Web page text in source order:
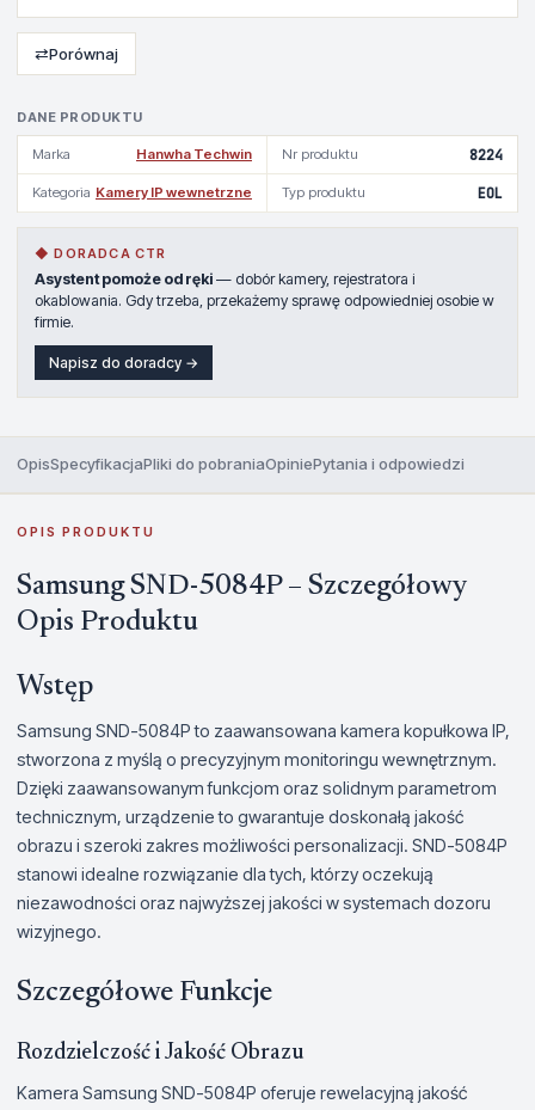
DANE PRODUKTU
Marka Hanwha Techwin Nr produktu 8224
Kategoria Kamery IP wewnetrzne Typ produktu EOL
◆ DORADCA CTR
Asystent pomoże od ręki — dobór kamery, rejestratora i
okablowania. Gdy trzeba, przekażemy sprawę odpowiedniej osobie w
firmie.
Napisz do doradcy →
⇄Porównaj
OpisSpecyfikacjaPliki do pobraniaOpiniePytania i odpowiedzi
OPIS PRODUKTU
Samsung SND-5084P – Szczegółowy
Opis Produktu
Wstęp
Samsung SND-5084P to zaawansowana kamera kopułkowa IP,
stworzona z myślą o precyzyjnym monitoringu wewnętrznym.
Dzięki zaawansowanym funkcjom oraz solidnym parametrom
technicznym, urządzenie to gwarantuje doskonałą jakość
obrazu i szeroki zakres możliwości personalizacji. SND-5084P
stanowi idealne rozwiązanie dla tych, którzy oczekują
niezawodności oraz najwyższej jakości w systemach dozoru
wizyjnego.
Szczegółowe Funkcje
Rozdzielczość i Jakość Obrazu
Kamera Samsung SND-5084P oferuje rewelacyjną jakość